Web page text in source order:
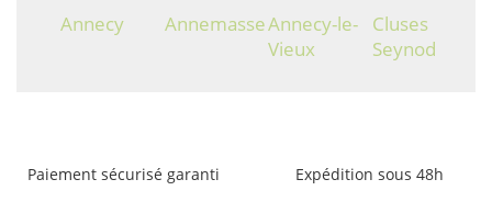
Annecy AnnemasseAnnecy-le-
Vieux
Cluses
Seynod
Paiement sécurisé garanti Expédition sous 48h